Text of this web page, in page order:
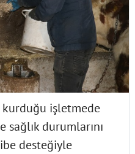
işletmede
sağlık durumlarını
desteğiyle